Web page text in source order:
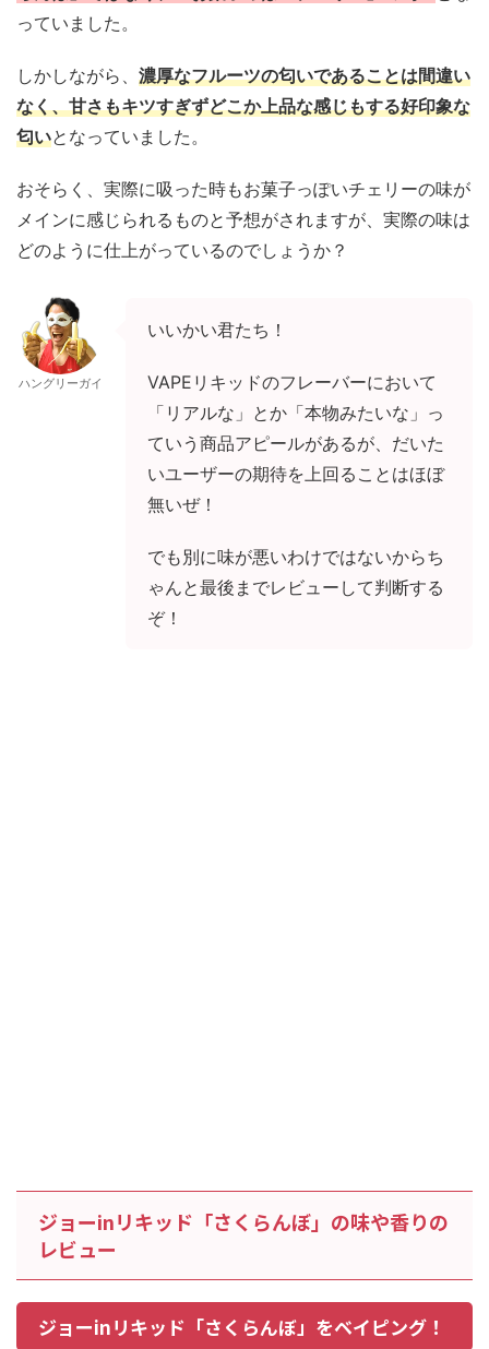
っていました。
しかしながら、 濃厚なフルーツの匂いであることは間違い
なく、甘さもキツすぎずどこか上品な感じもする好印象な
匂いとなっていました。
おそらく、実際に吸った時もお菓子っぽいチェリーの味が
メインに感じられるものと予想がされますが、実際の味は
どのように仕上がっているのでしょうか？
ハングリーガイ
いいかい君たち！
VAPEリキッドのフレーバーにおいて
「リアルな」とか「本物みたいな」っ
ていう商品アピールがあるが、だいた
いユーザーの期待を上回ることはほぼ
無いぜ！
でも別に味が悪いわけではないからち
ゃんと最後までレビューして判断する
ぞ！
ジョーinリキッド「さくらんぼ」の味や香りの
レビュー
ジョーinリキッド「さくらんぼ」をベイピング！